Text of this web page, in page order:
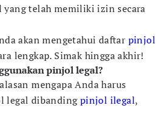
telah memiliki izin secara
akan mengetahui daftar pinjol
lengkap. Simak hingga akhir!
pinjol legal?
mengapa Anda harus
legal dibandingpinjol ilegal,